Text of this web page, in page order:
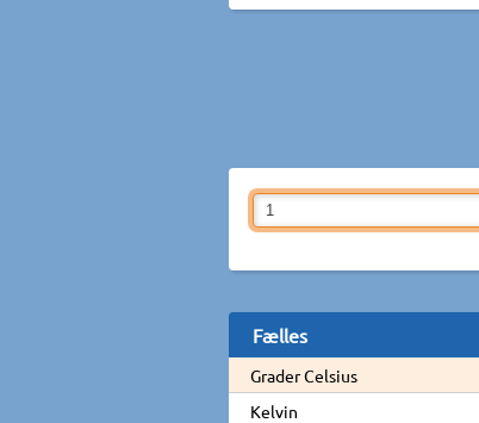
Fælles
Grader Celsius
Kelvin